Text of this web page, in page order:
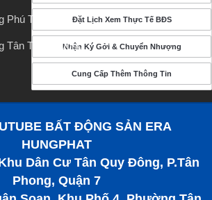
Đặt Lịch Xem Thực Tế BĐS
Nhận Ký Gởi & Chuyển Nhượng
Cung Cấp Thêm Thông Tin
Phú Thuận
Tân Thuận Đông
BẤT ĐỘNG SẢN ERA
HUNGPHAT
Dân Cư Tân Quy Đông, P.Tân
Phong, Quận 7